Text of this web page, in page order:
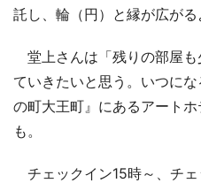
託し、輪（円）と縁が広がる
堂上さんは「残りの部屋も
ていきたいと思う。いつに
の町大王町』にあるアート
も。
チェックイン15時～、チェ